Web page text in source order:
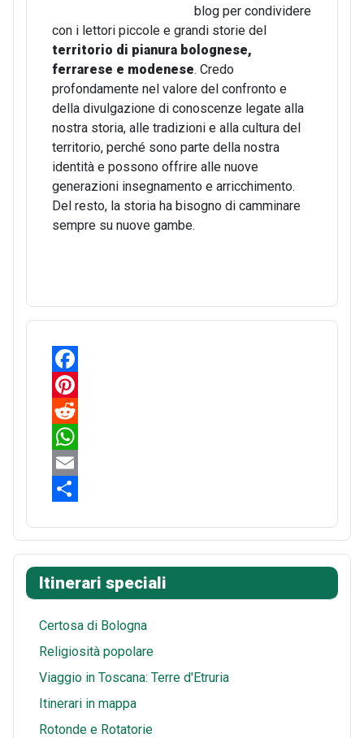
blog per condividere
con i lettori piccole e grandi storie del
territorio di pianura bolognese,
ferrarese e modenese. Credo
profondamente nel valore del confronto e
della divulgazione di conoscenze legate alla
nostra storia, alle tradizioni e alla cultura del
territorio, perché sono parte della nostra
identità e possono offrire alle nuove
generazioni insegnamento e arricchimento.
Del resto, la storia ha bisogno di camminare
sempre su nuove gambe.
F
a
c
e
b
o
k
P
n
r
e
s
R
e
d
i
t
W
h
t
s
A
p
E
a
i
l
h
a
r
Itinerari speciali
Certosa di Bologna
Religiosità popolare
Viaggio in Toscana: Terre d'Etruria
Itinerari in mappa
Rotonde e Rotatorie